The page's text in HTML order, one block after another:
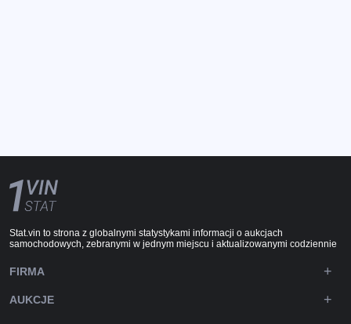
Stat.vin to strona z globalnymi statystykami informacji o aukcjach
samochodowych, zebranymi w jednym miejscu i aktualizowanymi codziennie
FIRMA
AUKCJE